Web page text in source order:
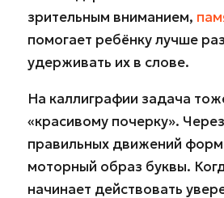
зрительным вниманием,
помогает ребёнку лучше
удерживать их в слове.
На каллиграфии задача
«красивому почерку».
правильных движений
моторный образ буквы.
начинает действовать